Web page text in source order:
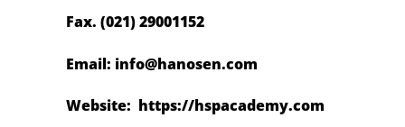
Fax. (021) 29001152
Email: info@hanosen.com
Website: https://hspacademy.com